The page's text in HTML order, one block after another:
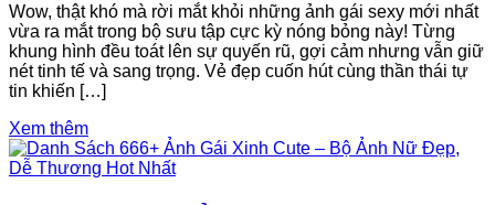
Wow, thật khó mà rời mắt khỏi những ảnh gái sexy mới nhất
vừa ra mắt trong bộ sưu tập cực kỳ nóng bỏng này! Từng
khung hình đều toát lên sự quyến rũ, gợi cảm nhưng vẫn giữ
nét tinh tế và sang trọng. Vẻ đẹp cuốn hút cùng thần thái tự
tin khiến […]
Xem thêm